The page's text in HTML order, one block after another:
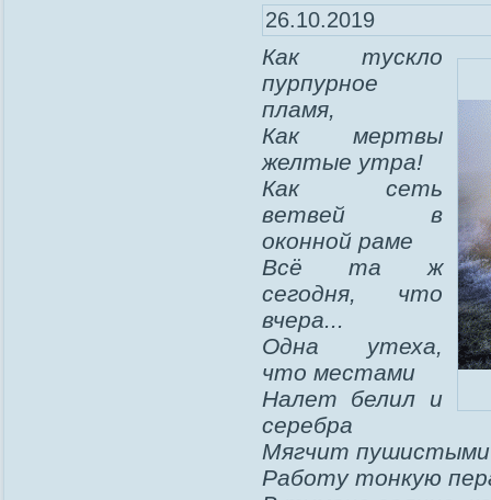
26.10.2019
Как тускло
пурпурное
пламя,
Как мертвы
желтые утра!
Как сеть
ветвей в
оконной раме
Всё та ж
сегодня, что
вчера...
Одна утеха,
что местами
Налет белил и
серебра
Мягчит
Работу тонкую